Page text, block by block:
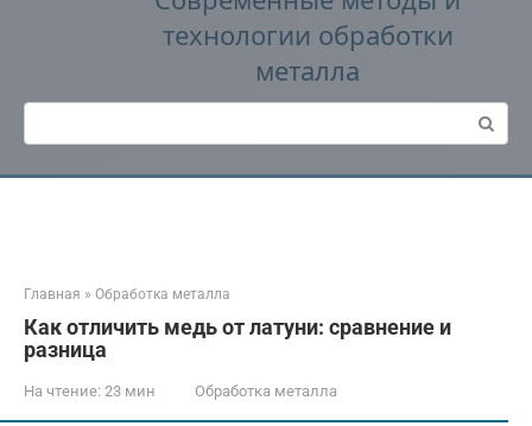
технологии обработки
металла
Поиск:
Главная » Обработка металла
Как отличить медь от латуни: сравнение и
разница
На чтение: 23 мин Обработка металла